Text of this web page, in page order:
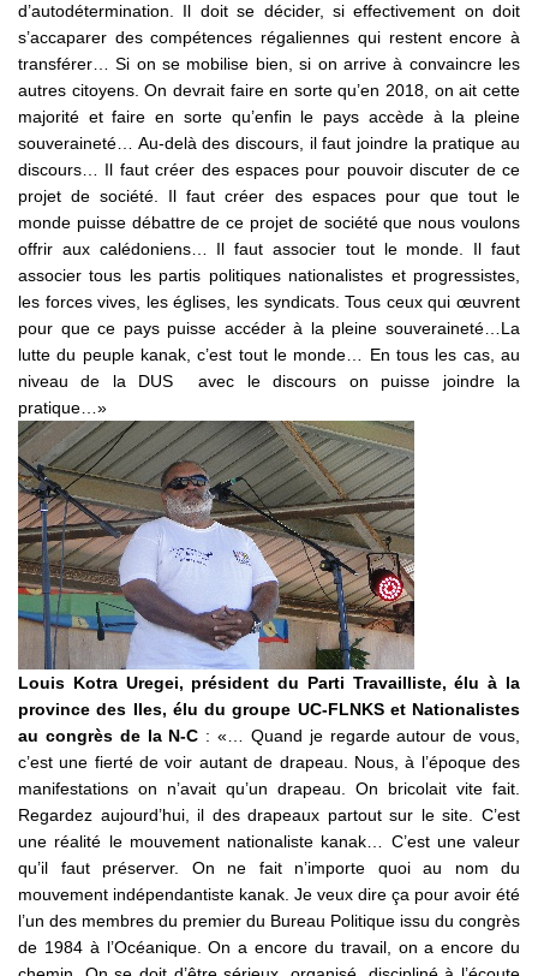
d’autodétermination. Il doit se décider, si effectivement on doit
s’accaparer des compétences régaliennes qui restent encore à
transférer… Si on se mobilise bien, si on arrive à convaincre les
autres citoyens. On devrait faire en sorte qu’en 2018, on ait cette
majorité et faire en sorte qu’enfin le pays accède à la pleine
souveraineté… Au-delà des discours, il faut joindre la pratique au
discours… Il faut créer des espaces pour pouvoir discuter de ce
projet de société. Il faut créer des espaces pour que tout le
monde puisse débattre de ce projet de société que nous voulons
offrir aux calédoniens… Il faut associer tout le monde. Il faut
associer tous les partis politiques nationalistes et progressistes,
les forces vives, les églises, les syndicats. Tous ceux qui œuvrent
pour que ce pays puisse accéder à la pleine souveraineté…La
lutte du peuple kanak, c’est tout le monde… En tous les cas, au
niveau de la DUS avec le discours on puisse joindre la
pratique…»
Louis Kotra Uregei, président du Parti Travailliste, élu à la
province des Iles, élu du groupe UC-FLNKS et Nationalistes
au congrès de la N-C : «… Quand je regarde autour de vous,
c’est une fierté de voir autant de drapeau. Nous, à l’époque des
manifestations on n’avait qu’un drapeau. On bricolait vite fait.
Regardez aujourd’hui, il des drapeaux partout sur le site. C’est
une réalité le mouvement nationaliste kanak… C’est une valeur
qu’il faut préserver. On ne fait n’importe quoi au nom du
mouvement indépendantiste kanak. Je veux dire ça pour avoir été
l’un des membres du premier du Bureau Politique issu du congrès
de 1984 à l’Océanique. On a encore du travail, on a encore du